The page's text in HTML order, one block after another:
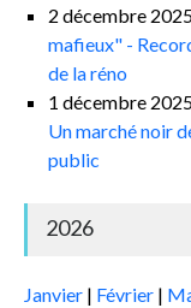
2 décembre
mafieux" -
de la réno
1 décembre
Un marché noir
public
2026
Janvier | Février |